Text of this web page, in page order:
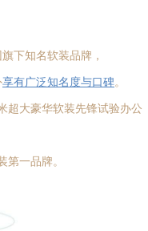
旗下知名软装品牌，
享有广泛知名度与口碑。
超大豪华软装先锋试验办公
第一品牌。